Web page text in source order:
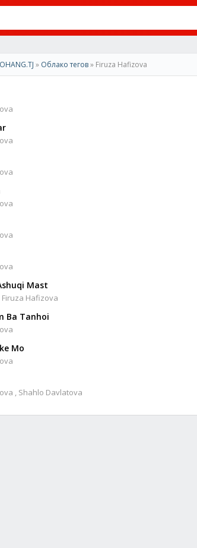
» Облако тегов» Firuza Hafizova
Mast
Firuza Hafizova
Ba Tanhoi
Mo
, Shahlo Davlatova